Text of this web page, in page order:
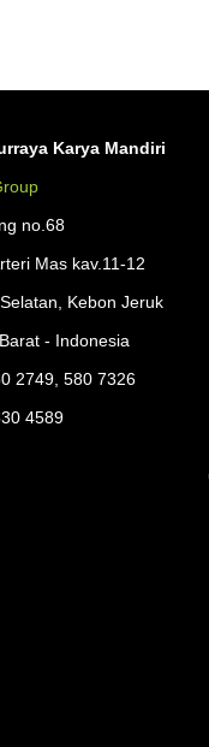
Karya Mandiri
no.68
Mas kav.11-12
Kebon Jeruk
- Indonesia
2749, 580 7326
4589